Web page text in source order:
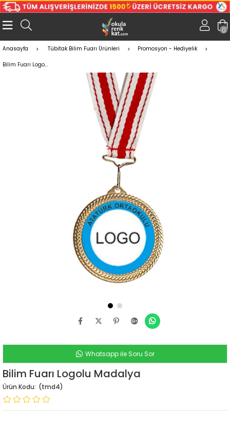
0
Anasayfa Tübitak Bilim Fuarı Ürünleri Promosyon - Hediyelik
Bilim Fuarı Logolu Madalya
Whatsapp ile Soru Sor
Bilim Fuarı Logolu Madalya
(tmd4)